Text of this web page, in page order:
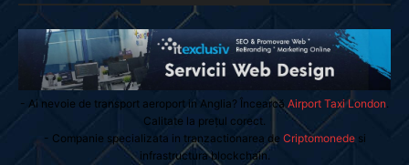
- Ai nevoie de transport aeroport in Anglia? Încearcă Airport Taxi London
Calitate la prețul corect.
- Companie specializata in tranzactionarea de Criptomonedesi
infrastructura blockchain.